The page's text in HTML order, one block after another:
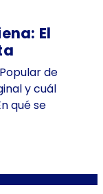
El
de
y cuál
qué se